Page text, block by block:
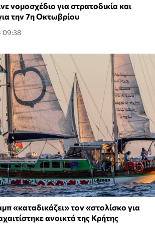
νομοσχέδιο για στρατοδικία και
την 7η Οκτωβρίου
09:38
«καταδικάζει» τον «στολίσκο για
ανοικτά της Κρήτης